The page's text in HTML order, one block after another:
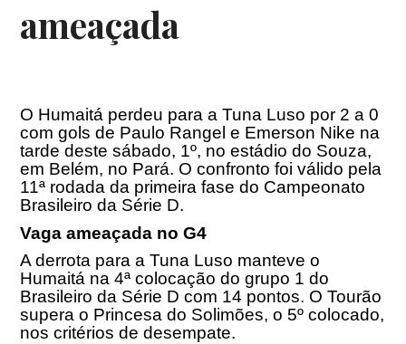
ameaçada
O Humaitá perdeu para a Tuna Luso por 2 a 0
com gols de Paulo Rangel e Emerson Nike na
tarde deste sábado, 1º, no estádio do Souza,
em Belém, no Pará. O confronto foi válido pela
11ª rodada da primeira fase do Campeonato
Brasileiro da Série D.
Vaga ameaçada no G4
A derrota para a Tuna Luso manteve o
Humaitá na 4ª colocação do grupo 1 do
Brasileiro da Série D com 14 pontos. O Tourão
supera o Princesa do Solimões, o 5º colocado,
nos critérios de desempate.